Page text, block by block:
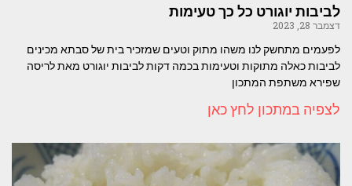
לביבות יוגורט כל כך טעימות
דצמבר 28, 2023
לפעמים מתחשק לנו משהו מתוק וטעים שמזכיר בית של סבתא מכינים
לביבות כאלה מתוקות וטעימות בכמה דקות לביבות יוגורט מאת לריסה
שפירא משתפת המתכון
לצפיה במתכון לחץ כאן